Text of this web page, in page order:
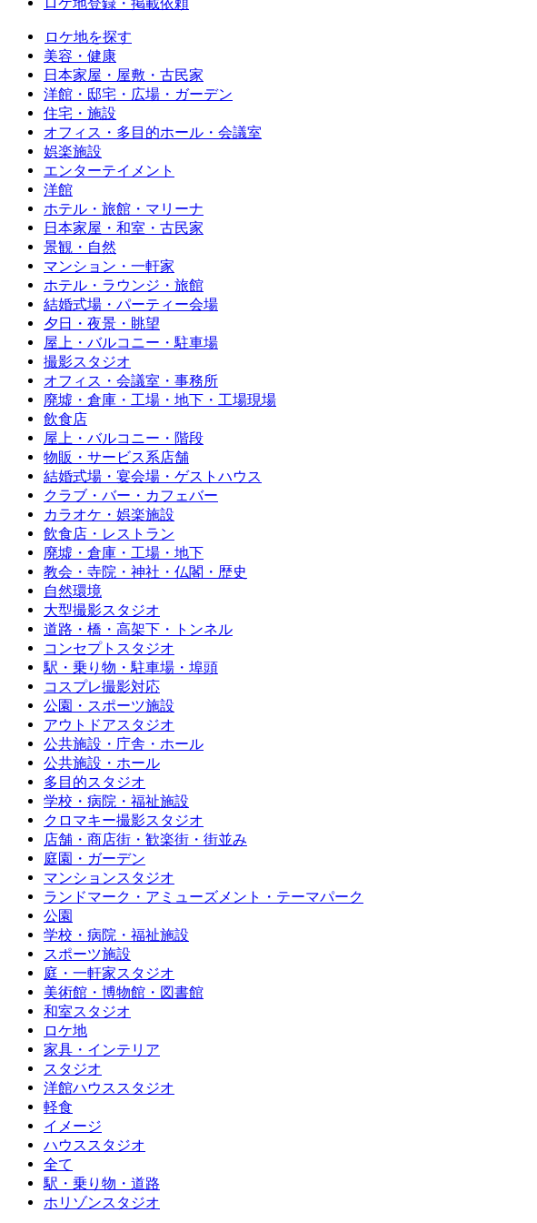
ロケ地登録・掲載依頼
ロケ地を探す
美容・健康
日本家屋・屋敷・古民家
洋館・邸宅・広場・ガーデン
住宅・施設
オフィス・多目的ホール・会議室
娯楽施設
エンターテイメント
洋館
ホテル・旅館・マリーナ
日本家屋・和室・古民家
景観・自然
マンション・一軒家
ホテル・ラウンジ・旅館
結婚式場・パーティー会場
夕日・夜景・眺望
屋上・バルコニー・駐車場
撮影スタジオ
オフィス・会議室・事務所
廃墟・倉庫・工場・地下・工場現場
飲食店
屋上・バルコニー・階段
物販・サービス系店舗
結婚式場・宴会場・ゲストハウス
クラブ・バー・カフェバー
カラオケ・娯楽施設
飲食店・レストラン
廃墟・倉庫・工場・地下
教会・寺院・神社・仏閣・歴史
自然環境
大型撮影スタジオ
道路・橋・高架下・トンネル
コンセプトスタジオ
駅・乗り物・駐車場・埠頭
コスプレ撮影対応
公園・スポーツ施設
アウトドアスタジオ
公共施設・庁舎・ホール
公共施設・ホール
多目的スタジオ
学校・病院・福祉施設
クロマキー撮影スタジオ
店舗・商店街・歓楽街・街並み
庭園・ガーデン
マンションスタジオ
ランドマーク・アミューズメント・テーマパーク
公園
学校・病院・福祉施設
スポーツ施設
庭・一軒家スタジオ
美術館・博物館・図書館
和室スタジオ
ロケ地
家具・インテリア
スタジオ
洋館ハウススタジオ
軽食
イメージ
ハウススタジオ
全て
駅・乗り物・道路
ホリゾンスタジオ